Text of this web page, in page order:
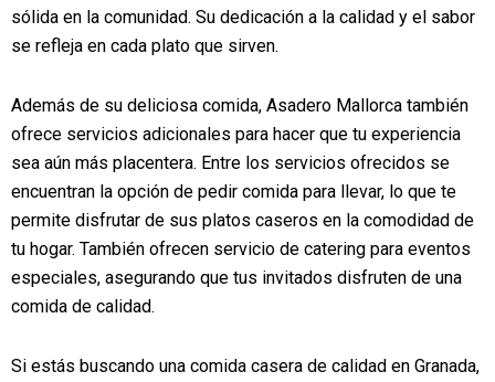
sólida en la comunidad. Su dedicación a la calidad y el sabor
se refleja en cada plato que sirven.
Además de su deliciosa comida, Asadero Mallorca también
ofrece servicios adicionales para hacer que tu experiencia
sea aún más placentera. Entre los servicios ofrecidos se
encuentran la opción de pedir comida para llevar, lo que te
permite disfrutar de sus platos caseros en la comodidad de
tu hogar. También ofrecen servicio de catering para eventos
especiales, asegurando que tus invitados disfruten de una
comida de calidad.
Si estás buscando una comida casera de calidad en Granada,